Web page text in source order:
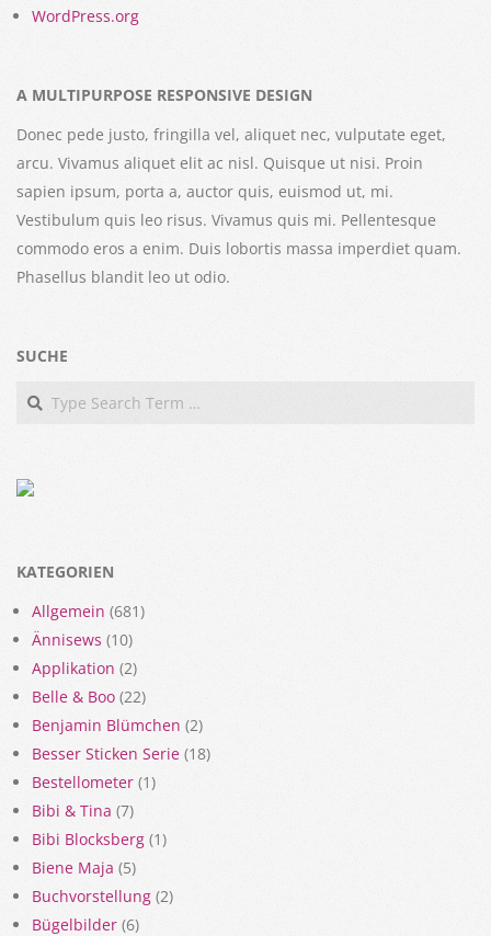
WordPress.org
A MULTIPURPOSE RESPONSIVE DESIGN
Donec pede justo, fringilla vel, aliquet nec, vulputate eget,
arcu. Vivamus aliquet elit ac nisl. Quisque ut nisi. Proin
sapien ipsum, porta a, auctor quis, euismod ut, mi.
Vestibulum quis leo risus. Vivamus quis mi. Pellentesque
commodo eros a enim. Duis lobortis massa imperdiet quam.
Phasellus blandit leo ut odio.
SUCHE
Search
KATEGORIEN
Allgemein (681)
Ännisews (10)
Applikation (2)
Belle & Boo (22)
Benjamin Blümchen (2)
Besser Sticken Serie (18)
Bestellometer (1)
Bibi & Tina (7)
Bibi Blocksberg (1)
Biene Maja (5)
Buchvorstellung (2)
Bügelbilder (6)